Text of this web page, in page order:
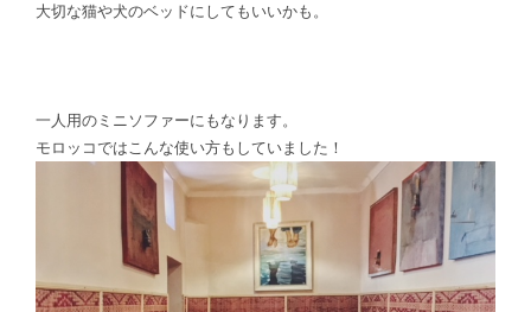
大切な猫や犬のベッドにしてもいいかも。
一人用のミニソファーにもなります。
モロッコではこんな使い方もしていました！